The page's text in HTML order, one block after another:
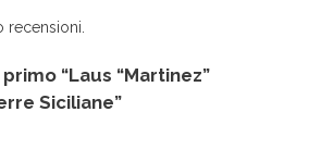
recensioni.
“Laus “Martinez”
Siciliane”